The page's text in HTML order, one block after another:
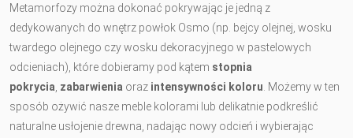
Metamorfozy można dokonać pokrywając je jedną z
dedykowanych do wnętrz powłok Osmo (np. bejcy olejnej, wosku
twardego olejnego czy wosku dekoracyjnego w pastelowych
odcieniach), które dobieramy pod kątem stopnia
pokrycia zabarwienia oraz intensywności koloru . Możemy w ten
sposób ożywić nasze meble kolorami lub delikatnie podkreślić
naturalne usłojenie drewna, nadając nowy odcień i wybierając